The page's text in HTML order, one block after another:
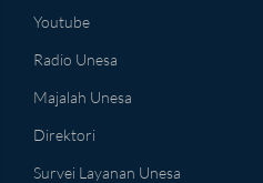
Youtube
Radio Unesa
Majalah Unesa
Direktori
Survei Layanan Unesa